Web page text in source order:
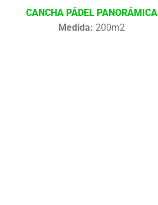
CANCHA PÁDEL PANORÁMICA
Medida: 200m2